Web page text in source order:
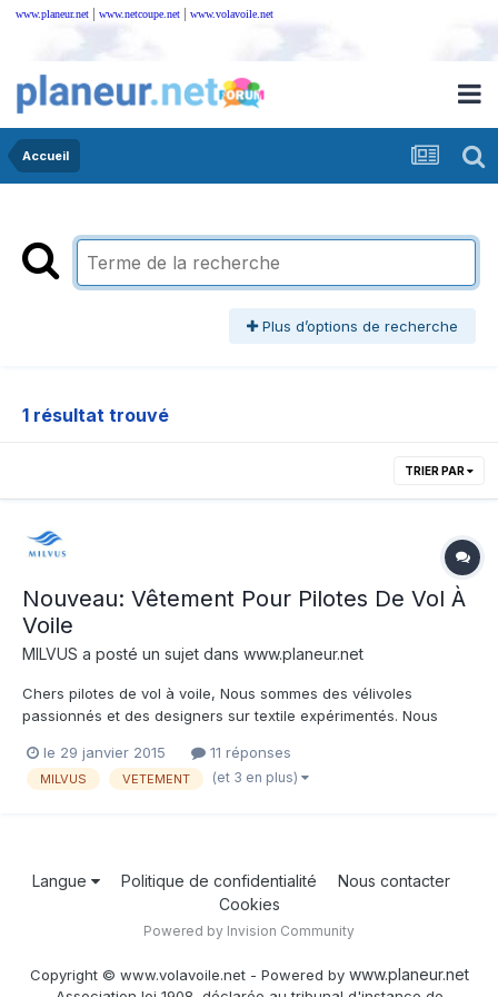
www.planeur.net | www.netcoupe.net | www.volavoile.net
Accueil
Plus d’options de recherche
1 résultat trouvé
TRIER PAR
Nouveau: Vêtement Pour Pilotes De Vol À
Voile
MILVUS a posté un sujet dans www.planeur.net
Chers pilotes de vol à voile, Nous sommes des vélivoles
passionnés et des designers sur textile expérimentés. Nous
innovants spécialement pour les pilotes de vol à voile. Nous
sommes d'avis que les pilotes de planeur méritent des
le 29 janvier 2015 11 réponses
MILVUS VETEMENT (et 3 en plus)
Langue Politique de confidentialité
Nous contacter
Cookies
Powered by Invision Community
Copyright © www.volavoile.net - Powered by www.planeur.net